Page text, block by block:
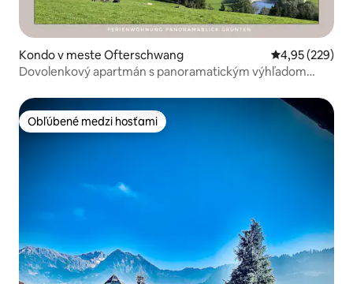
Kondo v meste Ofterschwang Priemerné
4,95 (229)
Dovolenkový apartmán s panoramatickým výhľadom
Obľúbené medzi hosťami
Obľúbené medzi hosťami